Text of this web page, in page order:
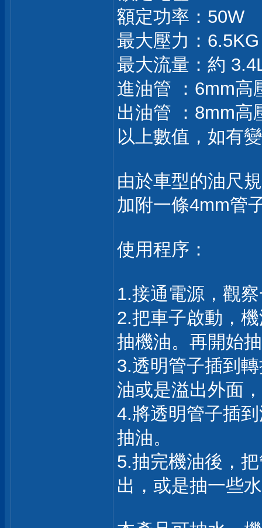
額定功率：50W
最大壓力：6.5KG
最大流量：約
進油管 ：6mm高
出油管 ：8mm高
以上數值，如有
由於車型的油尺
加附一條4mm管
使用程序：
1.接通電源，觀
2.把車子啟動，
抽機油。再開始
3.透明管子插到
油或是溢出外面
4.將透明管子插
抽油。
5.抽完機油後，
出，或是抽一些